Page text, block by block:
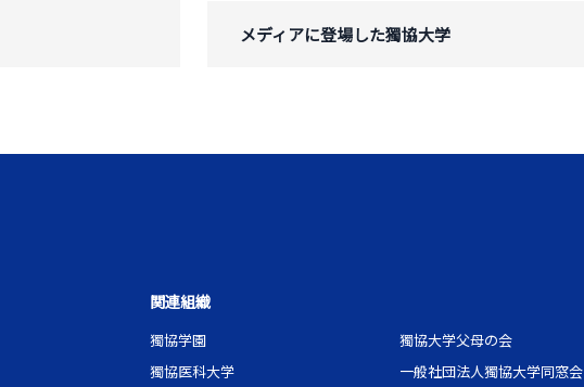
メディアに登場した獨協大学
関連組織
獨協学園
獨協医科大学
獨協大学父母の会
一般社団法人獨協大学同窓会